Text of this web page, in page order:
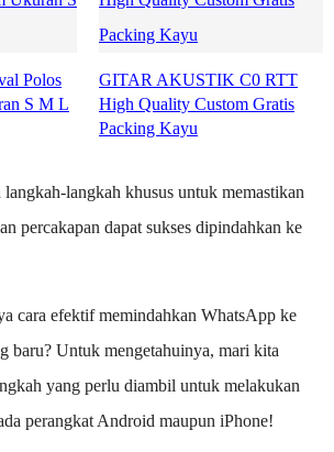
Polos
S M L
GITAR AKUSTIK C0 RTT
High Quality Custom Gratis
Packing Kayu
langkah khusus untuk memastikan
percakapan dapat sukses dipindahkan ke
cara efektif memindahkan WhatsApp ke
baru? Untuk mengetahuinya, mari kita
yang perlu diambil untuk melakukan
perangkat Android maupun iPhone!